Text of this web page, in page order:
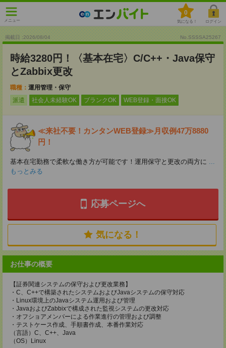
メニュー
0
気になる！ ログイン
掲載日 :2026/08/04 No.SSSSA25267
時給3280円！〈基本在宅〉C/C++・Java保守
とZabbix更改
職種： 運用管理・保守
派遣
社会人未経験OK ブランクOK WEB登録・面接OK
≪来社不要！カンタンWEB登録≫月収例47万8880
円！
基本在宅勤務で柔軟な働き方が可能です！運用保守と更改の両方に ...
もっとみる
応募ページへ
気になる！
お仕事の概要
【証券関連システムの保守および更改業務】
・C、C++で構築されたシステムおよびJavaシステムの保守対応
・Linux環境上のJavaシステム運用および管理
・JavaおよびZabbixで構成された監視システムの更改対応
・オフショアメンバーによる作業進行の管理および調整
・テストケース作成、手順書作成、本番作業対応
（言語）C、C++、Java
（OS）Linux